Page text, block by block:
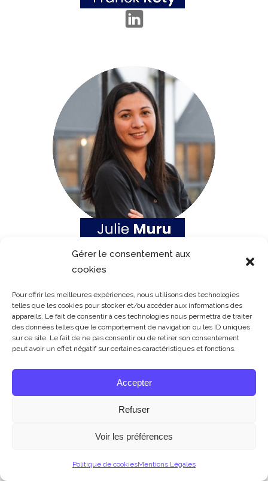
Gérer le consentement aux
cookies
Pour offrir les meilleures expériences, nous utilisons des technologies
telles que les cookies pour stocker et/ou accéder aux informations des
appareils. Le fait de consentir à ces technologies nous permettra de traiter
des données telles que le comportement de navigation ou les ID uniques
sur ce site. Le fait de ne pas consentir ou de retirer son consentement
peut avoir un effet négatif sur certaines caractéristiques et fonctions.
Accepter
Refuser
Voir les préférences
Politique de cookiesMentions Légales
Commercialisation
& Marketing